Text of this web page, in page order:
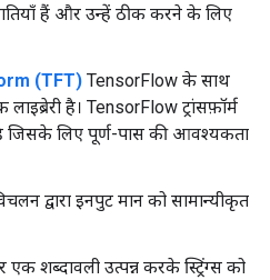
हैं और उन्हें ठीक करने के लिए
(TFT) TensorFlow के साथ
लाइब्रेरी है। TensorFlow ट्रांसफ़ॉर्म
जिसके लिए पूर्ण-पास की आवश्यकता
द्वारा इनपुट मान को सामान्यीकृत
एक शब्दावली उत्पन्न करके स्ट्रिंग्स को